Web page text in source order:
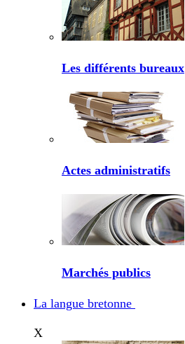
Les différents bureaux
Actes administratifs
Marchés publics
La langue bretonne
X